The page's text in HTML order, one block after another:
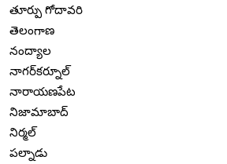
తూర్పు గోదావరి
తెలంగాణ
నంద్యాల
నాగర్‌కర్నూల్
నారాయణపేట
నిజామాబాద్
నిర్మల్
పల్నాడు